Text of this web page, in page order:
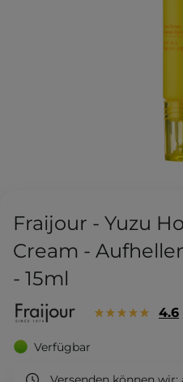
Fraijour - Yuzu
Cream -
- 15ml
4.6
Verfügbar